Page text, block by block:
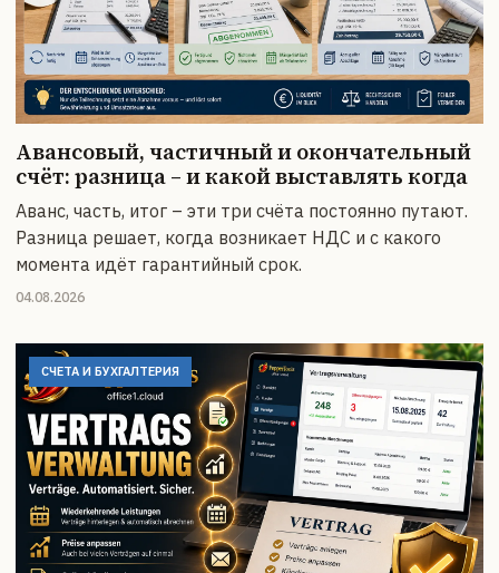
Авансовый, частичный и окончательный
счёт: разница – и какой выставлять когда
Аванс, часть, итог – эти три счёта постоянно путают.
Разница решает, когда возникает НДС и с какого
момента идёт гарантийный срок.
04.08.2026
СЧЕТА И БУХГАЛТЕРИЯ